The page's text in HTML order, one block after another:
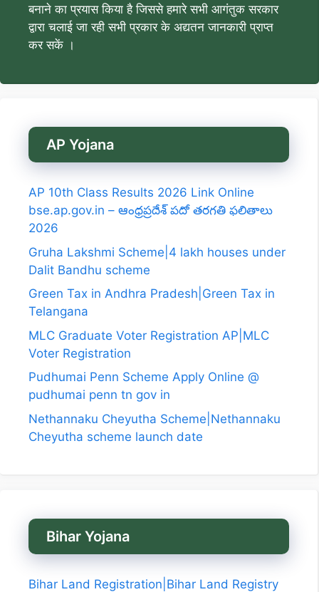
बनाने का प्रयास किया है जिससे हमारे सभी आगंतुक सरकार
द्वारा चलाई जा रही सभी प्रकार के अद्यतन जानकारी प्राप्त
कर सकें ।
AP Yojana
AP 10th Class Results 2026 Link Online
bse.ap.gov.in – ఆంధ్రప్రదేశ్ పదో తరగతి ఫలితాలు
2026
Gruha Lakshmi Scheme|4 lakh houses under
Dalit Bandhu scheme
Green Tax in Andhra Pradesh|Green Tax in
Telangana
MLC Graduate Voter Registration AP|MLC
Voter Registration
Pudhumai Penn Scheme Apply Online @
pudhumai penn tn gov in
Nethannaku Cheyutha Scheme|Nethannaku
Cheyutha scheme launch date
Bihar Yojana
Bihar Land Registration|Bihar Land Registry